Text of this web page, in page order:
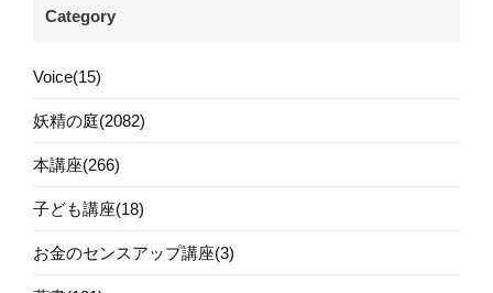
Category
Voice(15)
妖精の庭(2082)
本講座(266)
子ども講座(18)
お金のセンスアップ講座(3)